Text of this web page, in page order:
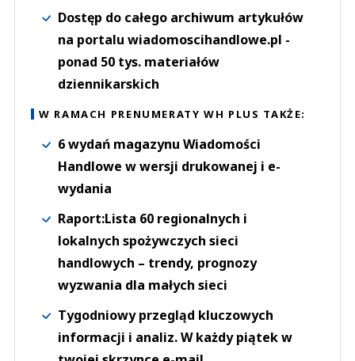
Dostęp do całego archiwum artykułów
na portalu wiadomoscihandlowe.pl -
ponad 50 tys. materiałów
dziennikarskich
W RAMACH PRENUMERATY WH PLUS TAKŻE:
6 wydań magazynu Wiadomości
Handlowe w wersji drukowanej i e-
wydania
Raport:Lista 60 regionalnych i
lokalnych spożywczych sieci
handlowych – trendy, prognozy
wyzwania dla małych sieci
Tygodniowy przegląd kluczowych
informacji i analiz. W każdy piątek w